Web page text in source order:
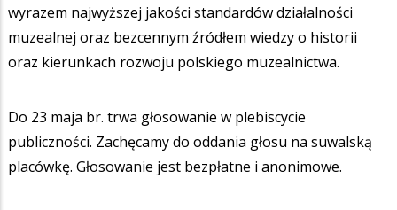
wyrazem najwyższej jakości standardów działalności
muzealnej oraz bezcennym źródłem wiedzy o historii
oraz kierunkach rozwoju polskiego muzealnictwa.
Do 23 maja br. trwa głosowanie w plebiscycie
publiczności. Zachęcamy do oddania głosu na suwalską
placówkę. Głosowanie jest bezpłatne i anonimowe.